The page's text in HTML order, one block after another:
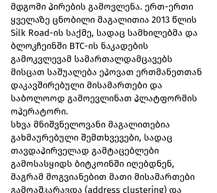
მდგომი პირების გამოვლენა. ერთ-ერთი
ყველაზე ცნობილი მაგალითია 2013 წლის
Silk Road-ის საქმე, სადაც სამხილებმა და
ბლოკჩეინში BTC-ის ნაკადების
გამოკვლევამ სამართალდამცავებს
მისცათ საშუალება ეპოვათ ერთმანეთთან
დაკავშირებული მისამართები და
საბოლოოდ გამოევლინათ პლატფორმის
ოპერატორი.
სხვა მნიშვნელოვანი მაგალითებია
გახმაურებული შემთხვევები, სადაც
თავდაპირველად გამტაცებლები
გამოსასყიდს ბიტკოინში იღებდნენ,
მაგრამ მოგვიანებით მათი მისამართები
გამოაშკარავდა (address clustering) და